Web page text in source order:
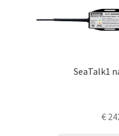
SeaTalk1
€